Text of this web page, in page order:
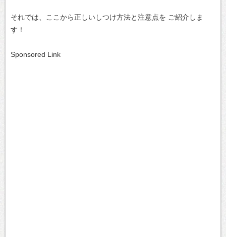
それでは、ここから正しいしつけ方法と注意点を ご紹介しま
す！
Sponsored Link